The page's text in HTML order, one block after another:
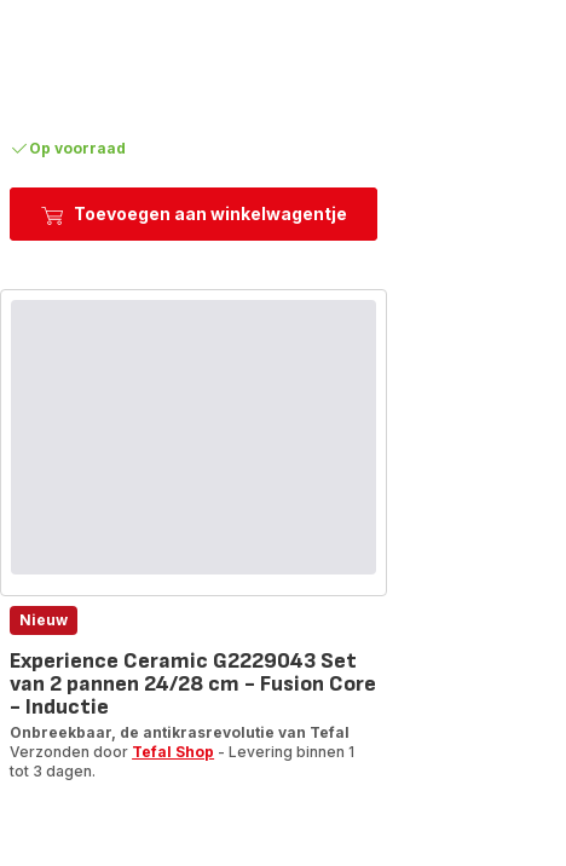
Toevoegen aan winkelwagentje
Op voorraad
Nieuw
Experience Ceramic G2229043 Set
van 2 pannen 24/28 cm - Fusion Core
- Inductie
Onbreekbaar, de antikrasrevolutie van Tefal
Verzonden door Tefal Shop - Levering binnen 1
tot 3 dagen.